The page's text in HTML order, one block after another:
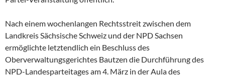
Nach einem wochenlangen Rechtsstreit zwischen dem
Landkreis Sächsische Schweiz und der NPD Sachsen
ermöglichte letztendlich ein Beschluss des
Oberverwaltungsgerichtes Bautzen die Durchführung des
NPD-Landesparteitages am 4. März in der Aula des